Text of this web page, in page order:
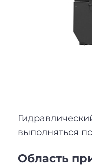
выполняться
Область